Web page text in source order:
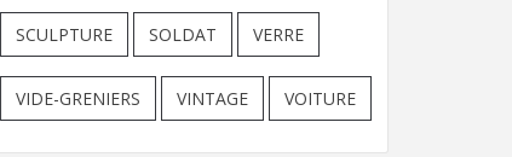
SCULPTURE SOLDAT VERRE
VIDE-GRENIERS VINTAGE VOITURE